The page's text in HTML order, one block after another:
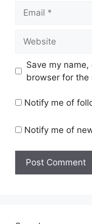
Save my
browser for the
Notify me of
Notify me of